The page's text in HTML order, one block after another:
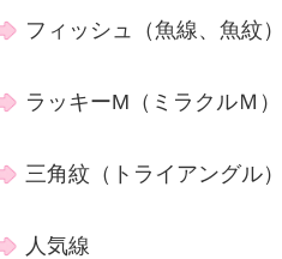
フィッシュ（魚線、魚紋）
ラッキーM（ミラクルＭ）
三角紋（トライアングル）
人気線